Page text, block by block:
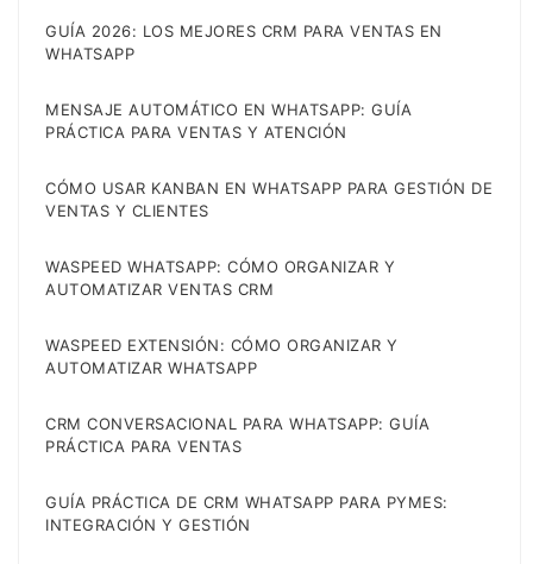
GUÍA 2026: LOS MEJORES CRM PARA VENTAS EN
WHATSAPP
MENSAJE AUTOMÁTICO EN WHATSAPP: GUÍA
PRÁCTICA PARA VENTAS Y ATENCIÓN
CÓMO USAR KANBAN EN WHATSAPP PARA GESTIÓN DE
VENTAS Y CLIENTES
WASPEED WHATSAPP: CÓMO ORGANIZAR Y
AUTOMATIZAR VENTAS CRM
WASPEED EXTENSIÓN: CÓMO ORGANIZAR Y
AUTOMATIZAR WHATSAPP
CRM CONVERSACIONAL PARA WHATSAPP: GUÍA
PRÁCTICA PARA VENTAS
GUÍA PRÁCTICA DE CRM WHATSAPP PARA PYMES:
INTEGRACIÓN Y GESTIÓN